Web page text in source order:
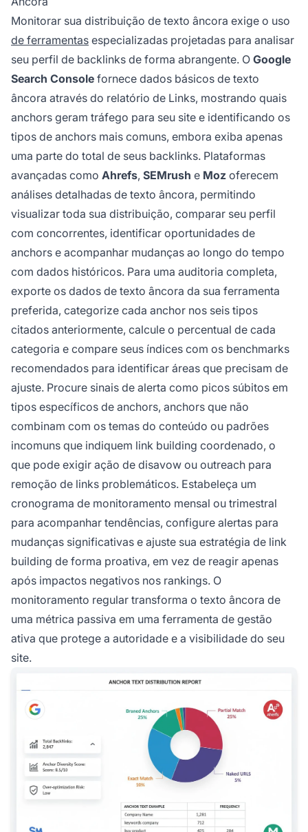
Monitorar sua distribuição de texto âncora exige o uso
de ferramentas especializadas projetadas para analisar
seu perfil de backlinks de forma abrangente. O Google
Search Console fornece dados básicos de texto
âncora através do relatório de Links, mostrando quais
anchors geram tráfego para seu site e identificando os
tipos de anchors mais comuns, embora exiba apenas
uma parte do total de seus backlinks. Plataformas
avançadas como Ahrefs, SEMrush e Moz oferecem
análises detalhadas de texto âncora, permitindo
visualizar toda sua distribuição, comparar seu perfil
com concorrentes, identificar oportunidades de
anchors e acompanhar mudanças ao longo do tempo
com dados históricos. Para uma auditoria completa,
exporte os dados de texto âncora da sua ferramenta
preferida, categorize cada anchor nos seis tipos
citados anteriormente, calcule o percentual de cada
categoria e compare seus índices com os benchmarks
recomendados para identificar áreas que precisam de
ajuste. Procure sinais de alerta como picos súbitos em
tipos específicos de anchors, anchors que não
combinam com os temas do conteúdo ou padrões
incomuns que indiquem link building coordenado, o
que pode exigir ação de disavow ou outreach para
remoção de links problemáticos. Estabeleça um
cronograma de monitoramento mensal ou trimestral
para acompanhar tendências, configure alertas para
mudanças significativas e ajuste sua estratégia de link
building de forma proativa, em vez de reagir apenas
após impactos negativos nos rankings. O
monitoramento regular transforma o texto âncora de
uma métrica passiva em uma ferramenta de gestão
ativa que protege a autoridade e a visibilidade do seu
site.